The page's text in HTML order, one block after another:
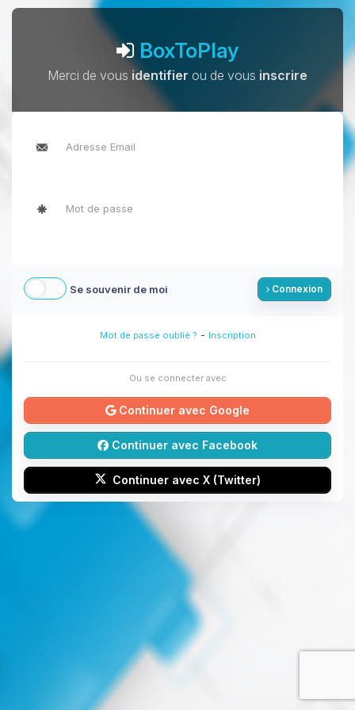
BoxToPlay
Merci de vous identifier ou de vous inscrire
Se souvenir de moi Connexion
Mot de passe oublié ? - Inscription
Ou se connecter avec
Continuer avec Google
Continuer avec Facebook
Continuer avec X (Twitter)